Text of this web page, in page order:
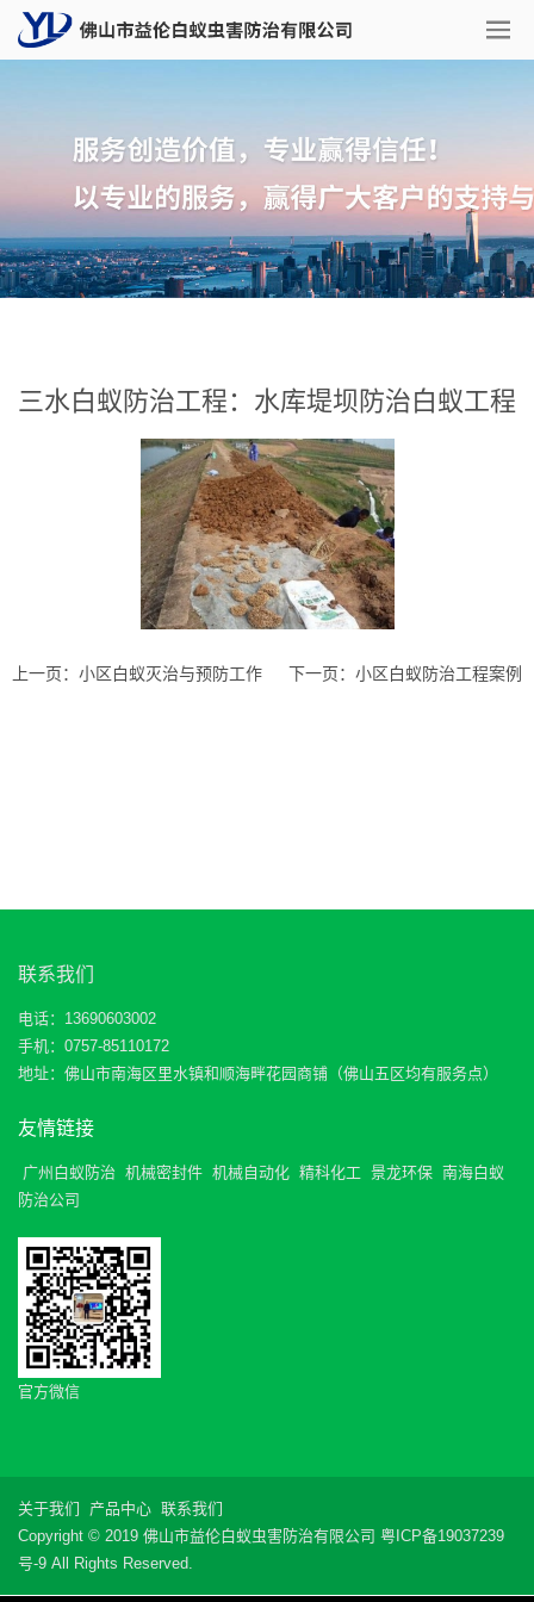
三水白蚁防治工程：水库堤坝防治白蚁工程
上一页： 小区白蚁灭治与预防工作 下一页： 小区白蚁防治工程案例
联系我们
电话：13690603002
手机：0757-85110172
地址：佛山市南海区里水镇和顺海畔花园商铺（佛山五区均有服务点）
友情链接
广州白蚁防治 机械密封件 机械自动化 精科化工 景龙环保 南海白蚁
防治公司
官方微信
关于我们 产品中心 联系我们
Copyright © 2019 佛山市益伦白蚁虫害防治有限公司 粤ICP备19037239
号-9 All Rights Reserved.